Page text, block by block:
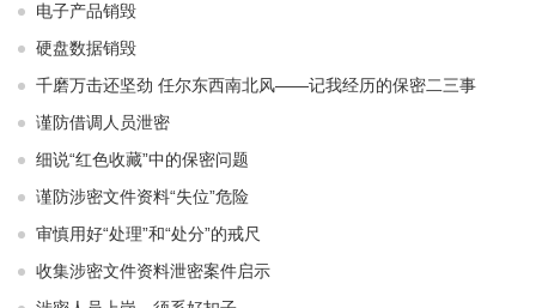
电子产品销毁
硬盘数据销毁
千磨万击还坚劲 任尔东西南北风——记我经历的保密二三事
谨防借调人员泄密
细说“红色收藏”中的保密问题
谨防涉密文件资料“失位”危险
审慎用好“处理”和“处分”的戒尺
收集涉密文件资料泄密案件启示